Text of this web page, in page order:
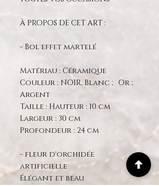
À PROPOS DE CET ART :
- Bol effet martelé
Matériau : Céramique
Couleur : NOIR, Blanc ; Or ;
Argent
Taille : Hauteur : 10 cm
Largeur : 30 cm
Profondeur : 24 cm
- fleur d'orchidée
artificielle
Élégant et beau